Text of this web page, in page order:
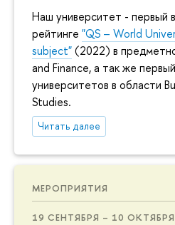
Наш университет - первый
рейтинге "QS – World
subject"(2022) в
and Finance, а так же
университетов в области
Studies.
Читать далее
МЕРОПРИЯТИЯ
19 СЕНТЯБРЯ – 10 ОКТЯБРЯ